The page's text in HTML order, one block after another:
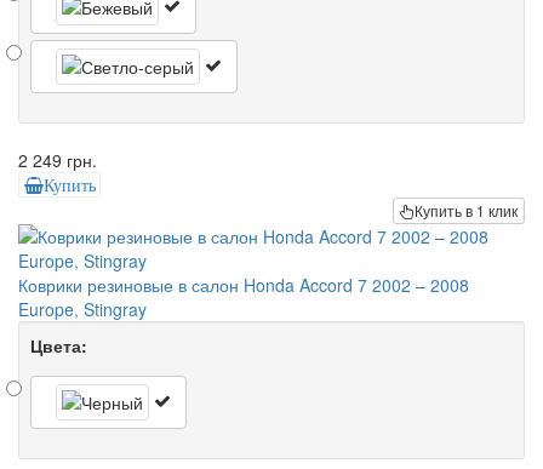
2 249 грн.
Купить
Купить в 1 клик
Коврики резиновые в салон Honda Accord 7 2002 – 2008
Europe, Stingray
Цвета: